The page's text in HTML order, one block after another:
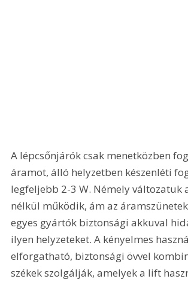
A lépcsőnjárók csak menetközben
áramot, álló helyzetben készenléti
legfeljebb 2-3 W. Némely
nélkül működik, ám az
egyes gyártók biztonsági akkuval
ilyen helyzeteket. A kényelmes
elforgatható, biztonsági övvel
székek szolgálják, amelyek a lift